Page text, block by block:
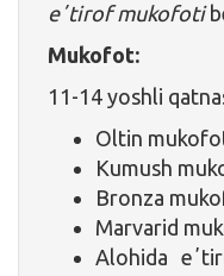
eʼtirof mukofoti
Mukofot:
11-14 yoshli
Oltin
Kumush
Bronza
Marvarid
Alohida